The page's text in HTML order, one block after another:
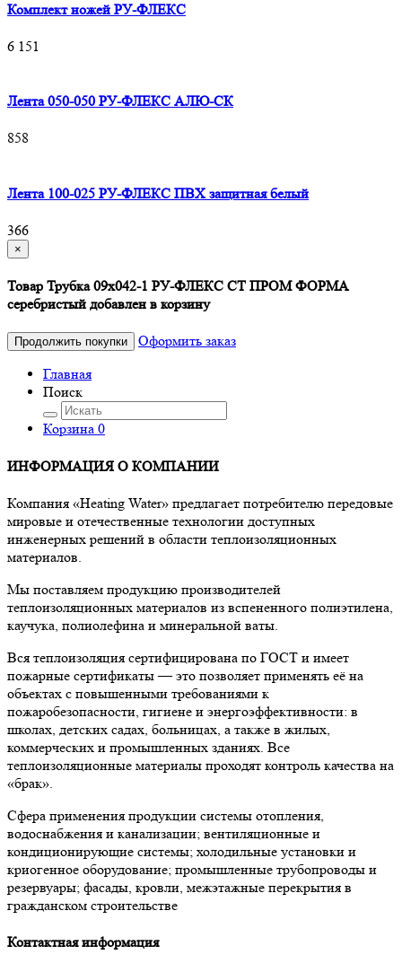
Комплект ножей РУ-ФЛЕКС
6 151
Лента 050-050 РУ-ФЛЕКС АЛЮ-СК
858
Лента 100-025 РУ-ФЛЕКС ПВХ защитная белый
366
×
Товар Трубка 09х042-1 РУ-ФЛЕКС СТ ПРОМ ФОРМА
серебристый добавлен в корзину
Продолжить покупки
Оформить заказ
Главная
Поиск
Корзина 0
ИНФОРМАЦИЯ О КОМПАНИИ
Компания «Heating Water» предлагает потребителю передовые
мировые и отечественные технологии доступных
инженерных решений в области теплоизоляционных
материалов.
Мы поставляем продукцию производителей
теплоизоляционных материалов из вспененного полиэтилена,
каучука, полиолефина и минеральной ваты.
Вся теплоизоляция сертифицирована по ГОСТ и имеет
пожарные сертификаты — это позволяет применять её на
объектах с повышенными требованиями к
пожаробезопасности, гигиене и энергоэффективности: в
школах, детских садах, больницах, а также в жилых,
коммерческих и промышленных зданиях. Все
теплоизоляционные материалы проходят контроль качества на
«брак».
Сфера применения продукции системы отопления,
водоснабжения и канализации; вентиляционные и
кондиционирующие системы; холодильные установки и
криогенное оборудование; промышленные трубопроводы и
резервуары; фасады, кровли, межэтажные перекрытия в
гражданском строительстве
Контактная информация